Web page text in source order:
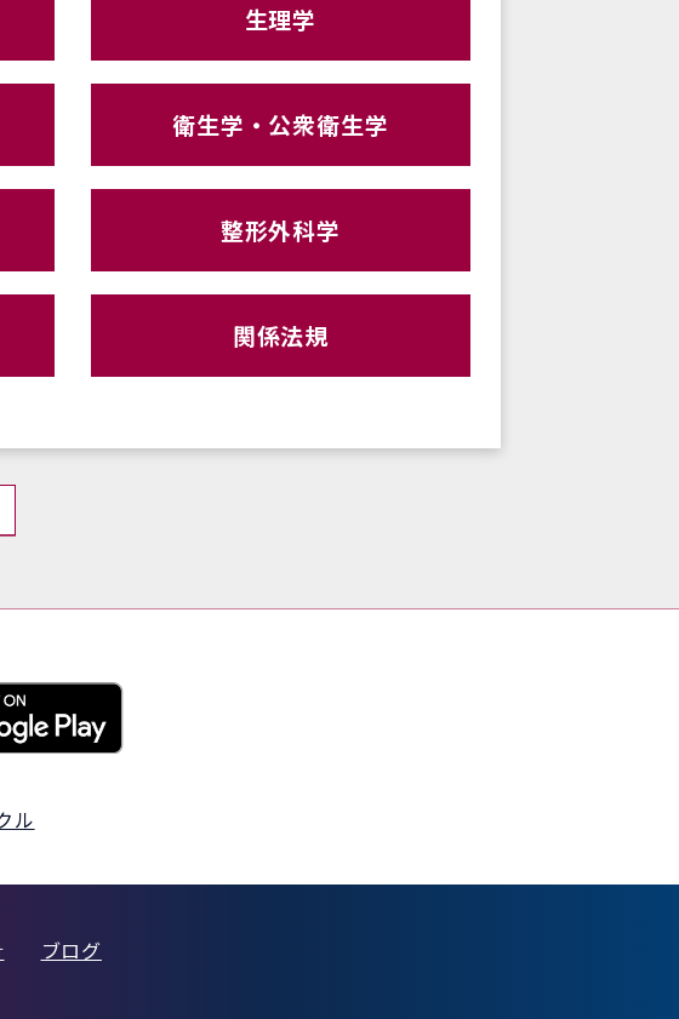
生理学
衛生学・公衆衛生学
整形外科学
関係法規
ル
ブログ